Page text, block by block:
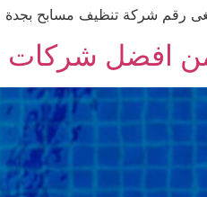
رقم شركة تنظيف مسابح بجدة
افضل شركات